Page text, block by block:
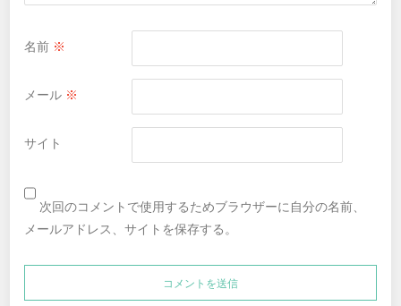
名前 ※
メール ※
サイト
次回のコメントで使用するためブラウザーに自分の名前、
メールアドレス、サイトを保存する。